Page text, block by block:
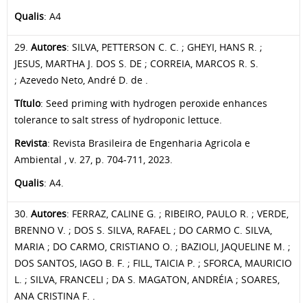
Qualis: A4
29. Autores: SILVA, PETTERSON C. C. ; GHEYI, HANS R. ;
JESUS, MARTHA J. DOS S. DE ; CORREIA, MARCOS R. S.
; Azevedo Neto, André D. de .
Título: Seed priming with hydrogen peroxide enhances
tolerance to salt stress of hydroponic lettuce.
Revista: Revista Brasileira de Engenharia Agricola e
Ambiental , v. 27, p. 704-711, 2023.
Qualis: A4.
30. Autores: FERRAZ, CALINE G. ; RIBEIRO, PAULO R. ; VERDE,
BRENNO V. ; DOS S. SILVA, RAFAEL ; DO CARMO C. SILVA,
MARIA ; DO CARMO, CRISTIANO O. ; BAZIOLI, JAQUELINE M. ;
DOS SANTOS, IAGO B. F. ; FILL, TAICIA P. ; SFORCA, MAURICIO
L. ; SILVA, FRANCELI ; DA S. MAGATON, ANDRÉIA ; SOARES,
ANA CRISTINA F. .